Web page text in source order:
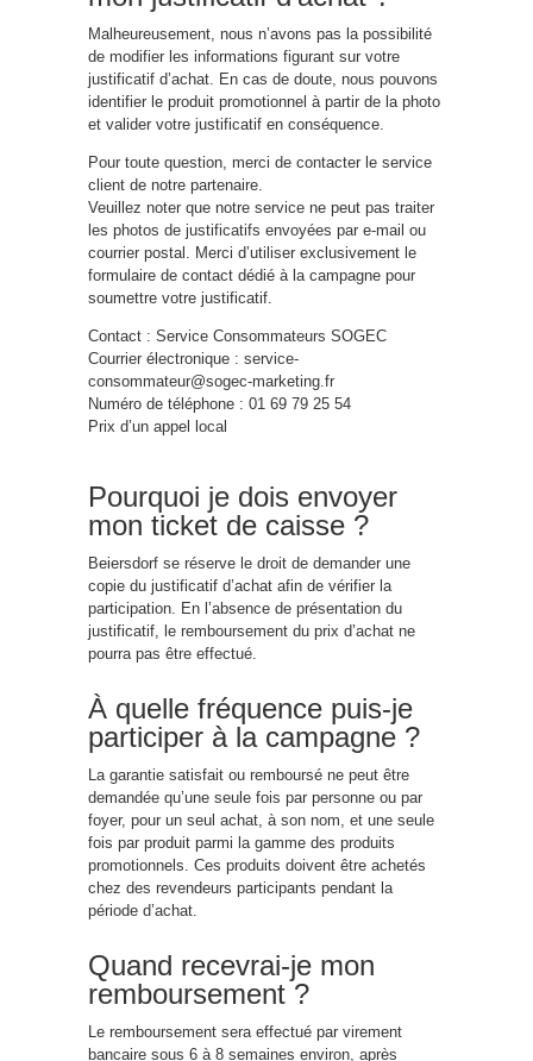
Malheureusement, nous n’avons pas la possibilité
de modifier les informations figurant sur votre
justificatif d’achat. En cas de doute, nous pouvons
identifier le produit promotionnel à partir de la photo
et valider votre justificatif en conséquence.
Pour toute question, merci de contacter le service
client de notre partenaire.
Veuillez noter que notre service ne peut pas traiter
les photos de justificatifs envoyées par e-mail ou
courrier postal. Merci d’utiliser exclusivement le
formulaire de contact dédié à la campagne pour
soumettre votre justificatif.
Contact : Service Consommateurs SOGEC
Courrier électronique : service-
consommateur@sogec-marketing.fr
Numéro de téléphone : 01 69 79 25 54
Prix d’un appel local
Pourquoi je dois envoyer
mon ticket de caisse ?
Beiersdorf se réserve le droit de demander une
copie du justificatif d’achat afin de vérifier la
participation. En l’absence de présentation du
justificatif, le remboursement du prix d’achat ne
pourra pas être effectué.
À quelle fréquence puis-je
participer à la campagne ?
La garantie satisfait ou remboursé ne peut être
demandée qu’une seule fois par personne ou par
foyer, pour un seul achat, à son nom, et une seule
fois par produit parmi la gamme des produits
promotionnels. Ces produits doivent être achetés
chez des revendeurs participants pendant la
période d’achat.
Quand recevrai-je mon
remboursement ?
Le remboursement sera effectué par virement
bancaire sous 6 à 8 semaines environ, après